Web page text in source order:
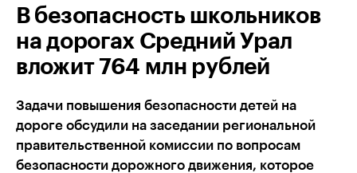
В безопасность школьников
на дорогах Средний Урал
вложит 764 млн рублей
Задачи повышения безопасности детей на
дороге обсудили на заседании региональной
правительственной комиссии по вопросам
безопасности дорожного движения, которое